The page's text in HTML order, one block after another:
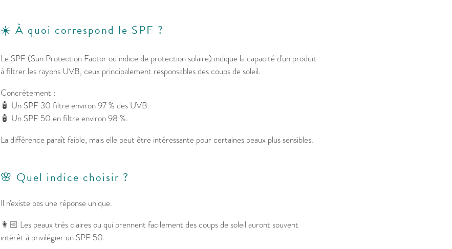
☀️ À quoi correspond le SPF ?
Le SPF (Sun Protection Factor ou indice de protection solaire) indique la capacité d'un produit
à filtrer les rayons UVB, ceux principalement responsables des coups de soleil.
Concrètement :
🧴 Un SPF 30 filtre environ 97 % des UVB.
🧴 Un SPF 50 en filtre environ 98 %.
La différence paraît faible, mais elle peut être intéressante pour certaines peaux plus sensibles.
🌸 Quel indice choisir ?
Il n'existe pas une réponse unique.
👩🏻 Les peaux très claires ou qui prennent facilement des coups de soleil auront souvent
intérêt à privilégier un SPF 50.